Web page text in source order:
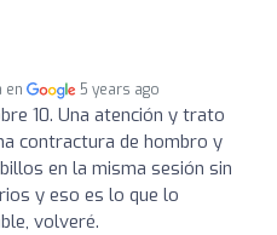
en 5 years ago
10. Una atención y trato
contractura de hombro y
en la misma sesión sin
y eso es lo que lo
volveré.